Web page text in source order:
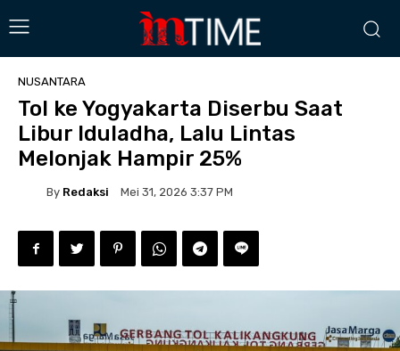
NUSANTARA
Tol ke Yogyakarta Diserbu Saat
Libur Iduladha, Lalu Lintas
Melonjak Hampir 25%
By Redaksi Mei 31, 2026 3:37 PM